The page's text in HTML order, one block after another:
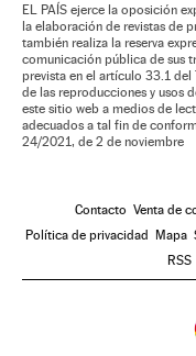
EL PAÍS ejerce la oposición
la elaboración de revistas de
también realiza la reserva
comunicación pública de sus
prevista en el artículo 33.1 del
de las reproducciones y usos
este sitio web a medios de
adecuados a tal fin de
24/2021, de 2 de noviembre
Contacto Venta de
Política de privacidad Mapa
RSS